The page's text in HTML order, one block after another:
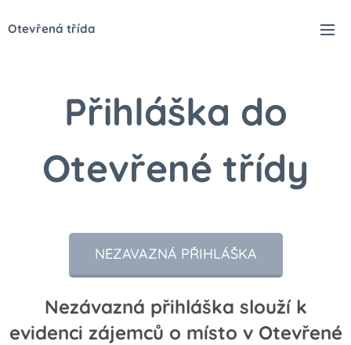
Otevřená třída
Přihláška do
Otevřené třídy
NEZAVAZNÁ PŘIHLÁŠKA
Nezávazná přihláška slouží k
evidenci zájemců o místo v Otevřené